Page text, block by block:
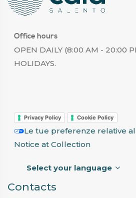
Office hours
OPEN DAILY (8:00 AM - 20:00
HOLIDAYS.
Privacy Policy Cookie Policy
Le tue preferenze relative
Notice at Collection
Select your language
Contacts